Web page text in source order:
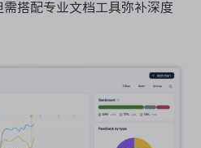
需搭配专业文档工具弥补深度